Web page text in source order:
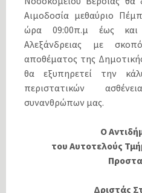
Αιμοδοσία μεθαύριο
ώρα 09:00π.μ έως
Αλεξάνδρειας με
αποθέματος της
θα εξυπηρετεί την
περιστατικών
συνανθρώπων μας.
Ο
του Αυτοτελούς
Δριστάς